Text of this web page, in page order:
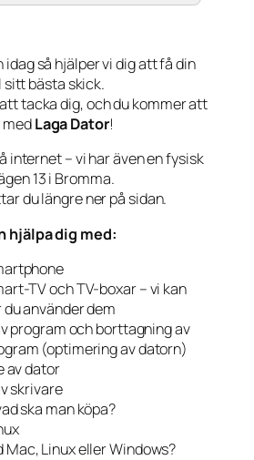
idag så hjälper vi dig att få din
bästa skick.
tacka dig, och du kommer att
medLaga Dator!
internet – vi har även en fysisk
13 i Bromma.
du längre ner på sidan.
hjälpa dig med:
TV och TV-boxar – vi kan
använder dem
program och borttagning av
(optimering av datorn)
av dator
skrivare
ska man köpa?
Mac, Linux eller Windows?